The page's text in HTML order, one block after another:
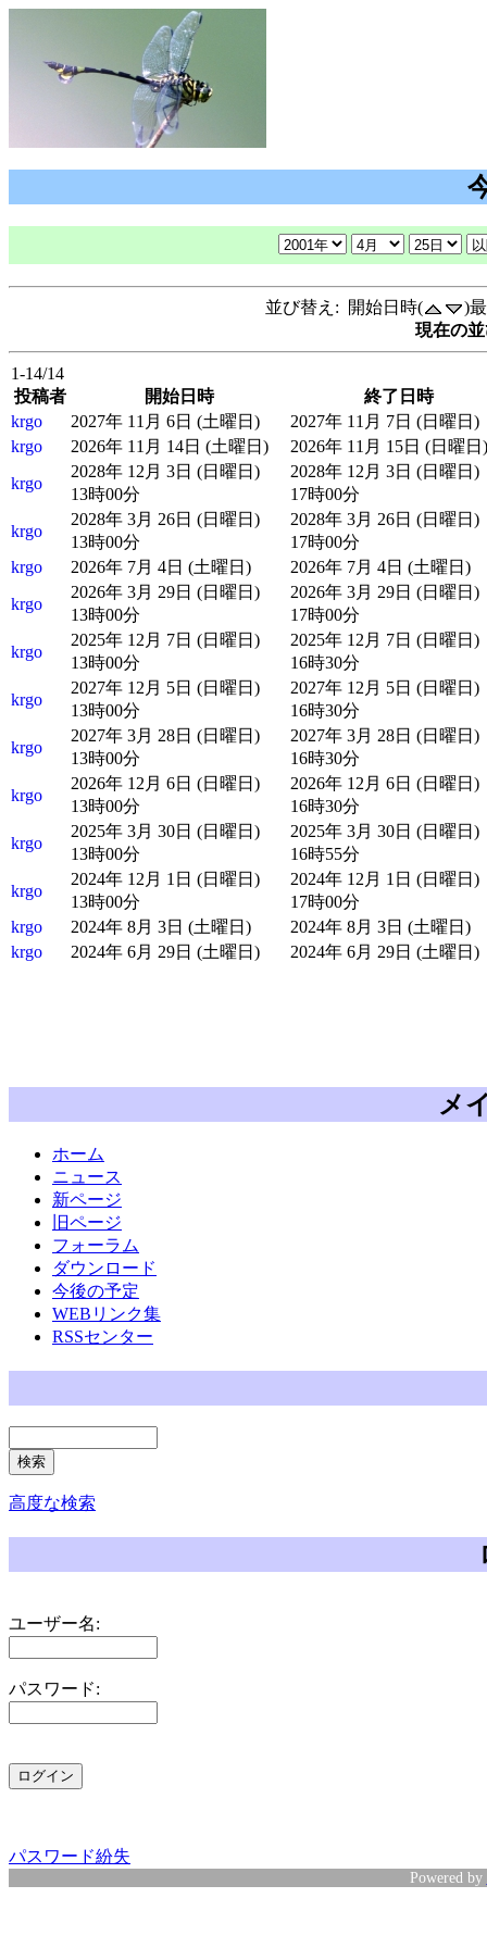
並び替え: 開始日時(
)
現在の
1-14/14
投稿者
開始日時
終了日時
krgo
2027年 11月 6日 (土曜日)
2027年 11月 7日 (日曜日)
krgo
2026年 11月 14日 (土曜日)
2026年 11月 15日 (日曜日)
krgo
2028年 12月 3日 (日曜日)
13時00分
2028年 12月 3日 (日曜日)
17時00分
krgo
2028年 3月 26日 (日曜日)
13時00分
2028年 3月 26日 (日曜日)
17時00分
krgo
2026年 7月 4日 (土曜日)
2026年 7月 4日 (土曜日)
krgo
2026年 3月 29日 (日曜日)
13時00分
2026年 3月 29日 (日曜日)
17時00分
krgo
2025年 12月 7日 (日曜日)
13時00分
2025年 12月 7日 (日曜日)
16時30分
krgo
2027年 12月 5日 (日曜日)
13時00分
2027年 12月 5日 (日曜日)
16時30分
krgo
2027年 3月 28日 (日曜日)
13時00分
2027年 3月 28日 (日曜日)
16時30分
krgo
2026年 12月 6日 (日曜日)
13時00分
2026年 12月 6日 (日曜日)
16時30分
krgo
2025年 3月 30日 (日曜日)
13時00分
2025年 3月 30日 (日曜日)
16時55分
krgo
2024年 12月 1日 (日曜日)
13時00分
2024年 12月 1日 (日曜日)
17時00分
krgo
2024年 8月 3日 (土曜日)
2024年 8月 3日 (土曜日)
krgo
2024年 6月 29日 (土曜日) 2024年 6月 29日 (土曜日)
メ
ホーム
ニュース
新ページ
旧ページ
フォーラム
ダウンロード
今後の予定
WEBリンク集
RSSセンター
高度な検索
ユーザー名:
パスワード:
パスワード紛失
Powered by